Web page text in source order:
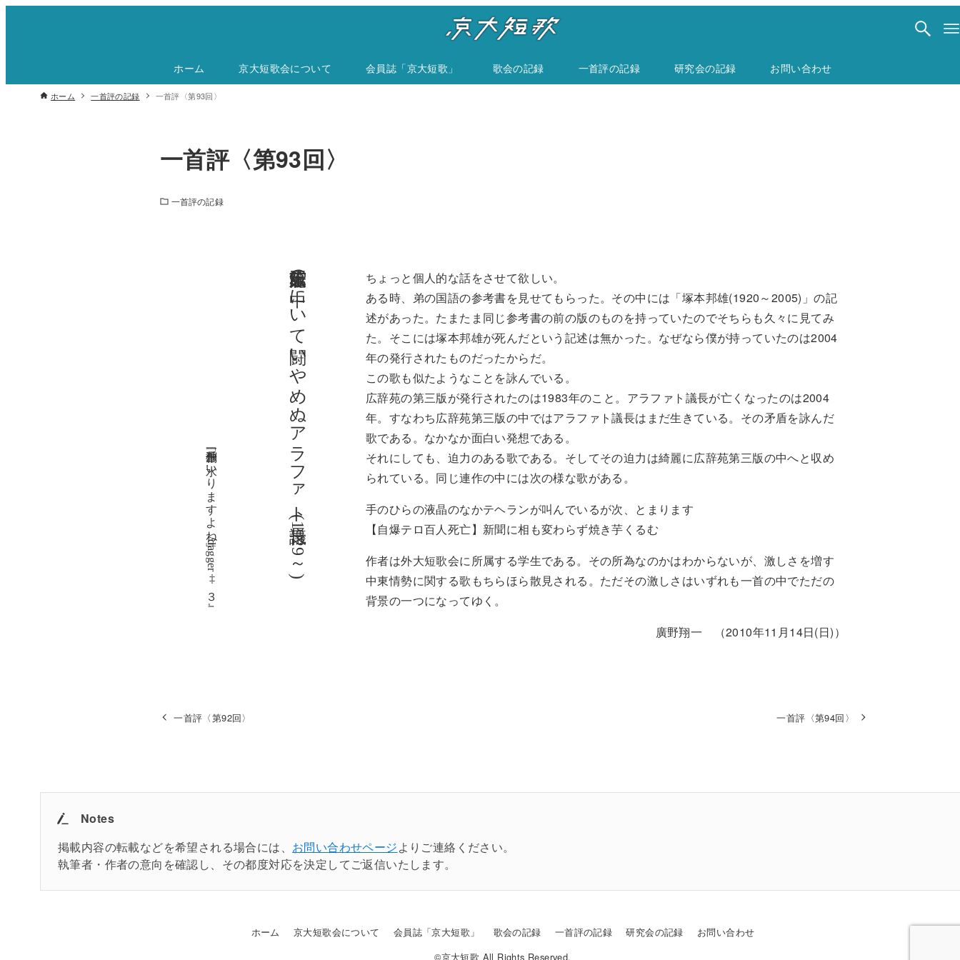
ホーム 京大短歌会について 会員誌「京大短歌」 歌会の記録 一首評の記録 研究会の記録 お問い合わせ
ホーム 一首評の記録 一首評〈第93回〉
一首評〈第93回〉
一首評の記録
千種創一「お水いりますよね」/『dagger‡３』 広辞苑第三版の中にいて闘いやめぬアラファト議長(1929～)
ちょっと個人的な話をさせて欲しい。
ある時、弟の国語の参考書を見せてもらった。その中には「塚本邦雄(1920～2005)」の記
述があった。たまたま同じ参考書の前の版のものを持っていたのでそちらも久々に見てみ
た。そこには塚本邦雄が死んだという記述は無かった。なぜなら僕が持っていたのは2004
年の発行されたものだったからだ。
この歌も似たようなことを詠んでいる。
広辞苑の第三版が発行されたのは1983年のこと。アラファト議長が亡くなったのは2004
年。すなわち広辞苑第三版の中ではアラファト議長はまだ生きている。その矛盾を詠んだ
歌である。なかなか面白い発想である。
それにしても、迫力のある歌である。そしてその迫力は綺麗に広辞苑第三版の中へと収め
られている。同じ連作の中には次の様な歌がある。
手のひらの液晶のなかテヘランが叫んでいるが次、とまります
【自爆テロ百人死亡】新聞に相も変わらず焼き芋くるむ
作者は外大短歌会に所属する学生である。その所為なのかはわからないが、激しさを増す
中東情勢に関する歌もちらほら散見される。ただその激しさはいずれも一首の中でただの
背景の一つになってゆく。
廣野翔一 （2010年11月14日(日)）
一首評〈第92回〉 一首評〈第94回〉
Notes
掲載内容の転載などを希望される場合には、 お問い合わせページよりご連絡ください。
執筆者・作者の意向を確認し、その都度対応を決定してご返信いたします。
ホーム 京大短歌会について 会員誌「京大短歌」 歌会の記録 一首評の記録 研究会の記録
お問い合わせ
©京大短歌 All Rights Reserved.